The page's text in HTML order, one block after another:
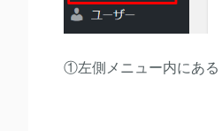
①左側メニュー内にあ